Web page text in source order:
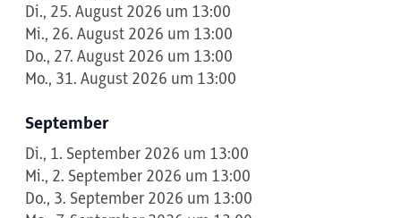
Di., 25. August 2026 um 13:00
Mi., 26. August 2026 um 13:00
Do., 27. August 2026 um 13:00
Mo., 31. August 2026 um 13:00
September
Di., 1. September 2026 um 13:00
Mi., 2. September 2026 um 13:00
Do., 3. September 2026 um 13:00